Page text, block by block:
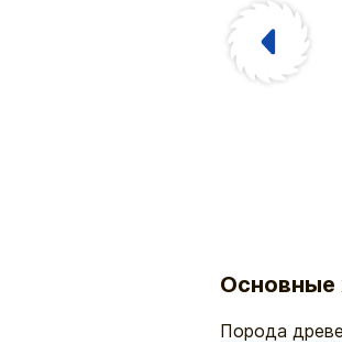
Основные
Порода